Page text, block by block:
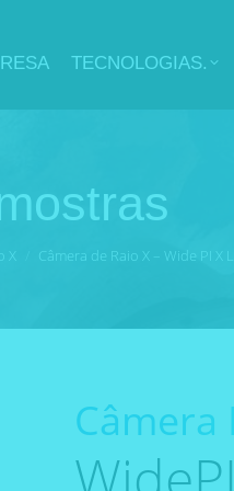
TECNOLOGIAS.
X Câmera de Raio X – Wide PI X
Câmera